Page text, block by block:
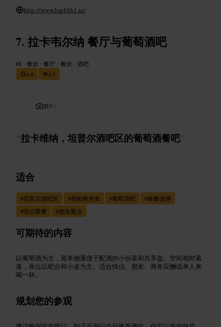
http://www.bar1661.ie/
拉卡韦尔纳 餐厅与葡萄酒吧
¥¥ •餐饮 •餐厅 •餐饮 •酒吧
4.6
4.5
图片 /
“拉卡维纳，坦普尔酒吧区的葡萄酒餐吧”
适合
#坦普尔酒吧区 #都柏林美食 #葡萄酒吧 #晚餐选择
#情侣聚餐 #朋友聚会
可期待的内容
以葡萄酒为主，菜单侧重便于配酒的小份菜和共享盘。空间相对紧
凑，座位以吧台和小桌为主。适合情侣、朋友、商务应酬或单人来
喝一杯。
规划您的参观